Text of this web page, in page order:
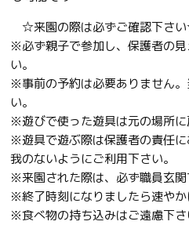
☆来園の際は必ずご確認下さ
※必ず親子で参加し、保護者の
い。
※事前の予約は必要ありません
い。
※遊びで使った遊具は元の場所に
※遊具で遊ぶ際は保護者の責任
我のないようにご利用下さい。
※来園された際は、必ず職員玄関
※終了時刻になりましたら速やか
※食べ物の持ち込みはご遠慮下さ